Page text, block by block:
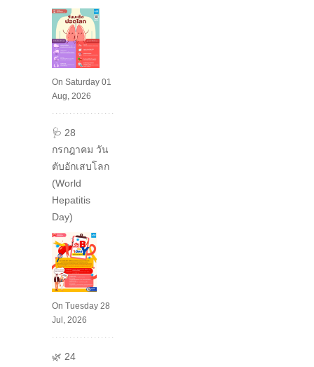
On Saturday 01
Aug, 2026
🩺 28
กรกฎาคม วัน
ตับอักเสบโลก
(World
Hepatitis
Day)
On Tuesday 28
Jul, 2026
🌿 24